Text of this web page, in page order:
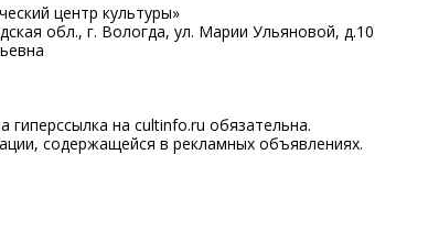
центр культуры»
обл., г. Вологда, ул. Марии Ульяновой, д.10
на cultinfo.ru обязательна.
содержащейся в рекламных объявлениях.